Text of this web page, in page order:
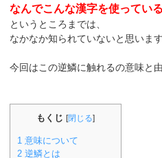
なんでこんな漢字を使ってい
というところまでは、
なかなか知られていないと思います
今回はこの逆鱗に触れるの意味と
もくじ [閉じる]
1 意味について
2 逆鱗とは